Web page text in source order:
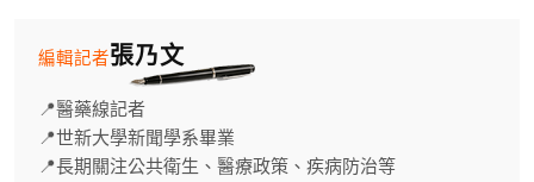
張乃文
編輯記者
📍醫藥線記者
📍世新大學新聞學系畢業
📍長期關注公共衛生、醫療政策、疾病防治等